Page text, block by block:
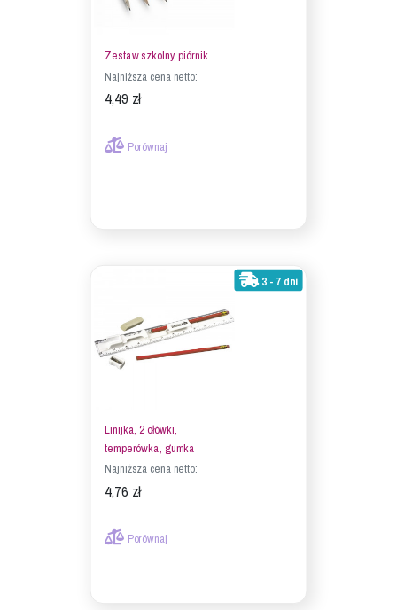
Zestaw szkolny, piórnik
Najniższa cena netto:
4,49 zł
Porównaj
3 - 7 dni
Linijka, 2 ołówki,
temperówka, gumka
Najniższa cena netto:
4,76 zł
Porównaj